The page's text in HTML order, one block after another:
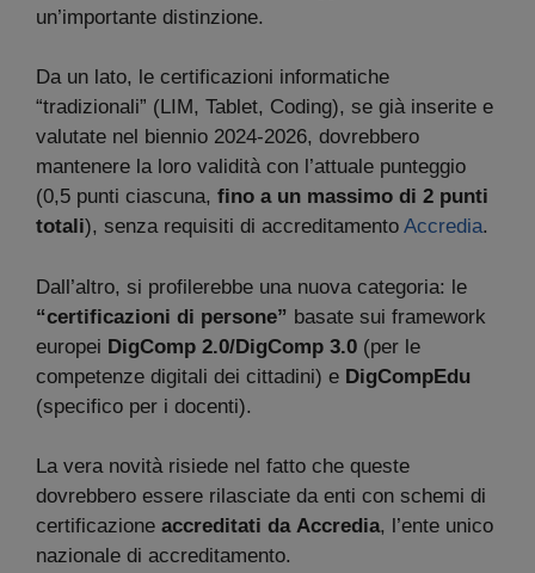
un’importante distinzione.
Da un lato, le certificazioni informatiche
“tradizionali” (LIM, Tablet, Coding), se già inserite e
valutate nel biennio 2024-2026, dovrebbero
mantenere la loro validità con l’attuale punteggio
(0,5 punti ciascuna, fino a un massimo di 2 punti
totali), senza requisiti di accreditamento Accredia.
Dall’altro, si profilerebbe una nuova categoria: le
“certificazioni di persone” basate sui framework
europei DigComp 2.0/DigComp 3.0 (per le
competenze digitali dei cittadini) e DigCompEdu
(specifico per i docenti).
La vera novità risiede nel fatto che queste
dovrebbero essere rilasciate da enti con schemi di
certificazione accreditati da Accredia, l’ente unico
nazionale di accreditamento.